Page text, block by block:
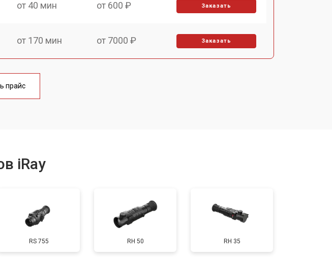
от 40 мин от 600 ₽ Заказать
от 170 мин от 7000 ₽ Заказать
от 70 мин
прайс
iRay
RS 755 RH 50 RH 35